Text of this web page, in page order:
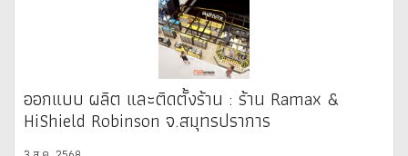
ออกแบบ ผลิต และติดตั้งร้าน : ร้าน Ramax &
HiShield Robinson จ.สมุทรปราการ